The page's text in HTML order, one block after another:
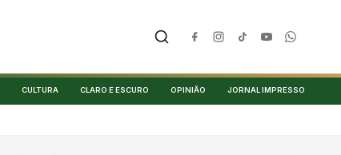
CULTURA CLARO E ESCURO OPINIÃO JORNAL IMPRESSO